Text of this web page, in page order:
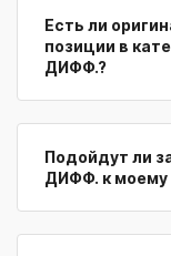
Есть ли
позиции в
ДИФФ.?
Подойдут ли
ДИФФ. к моему